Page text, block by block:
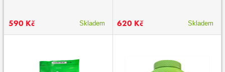
590 Kč Skladem 620 Kč Skladem